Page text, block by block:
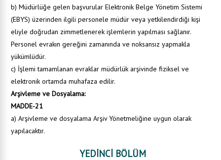
b) Müdürlüğe gelen başvurular Elektronik Belge Yönetim Sistemi
(EBYS) üzerinden ilgili personele müdür veya yetkilendirdiği kişi
eliyle doğrudan zimmetlenerek işlemlerin yapılması sağlanır.
Personel evrakın gereğini zamanında ve noksansız yapmakla
yükümlüdür.
c) İşlemi tamamlanan evraklar müdürlük arşivinde fiziksel ve
elektronik ortamda muhafaza edilir.
Arşivleme ve Dosyalama:
MADDE-21
a) Arşivleme ve dosyalama Arşiv Yönetmeliğine uygun olarak
yapılacaktır.
YEDİNCİ BÖLÜM